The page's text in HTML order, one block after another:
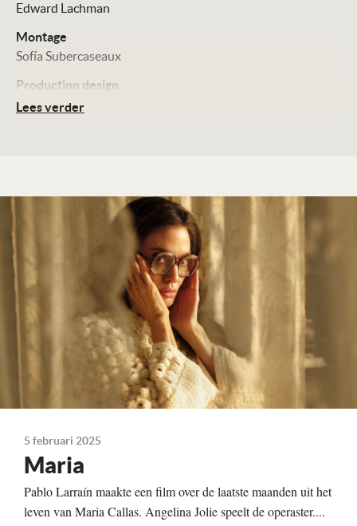
Edward Lachman
Montage
Sofía Subercaseaux
Production design
Guy Hendrix Dyas
Distributie
The Searchers
ook op IFFR 2025
Technische Details
Kleur, 124 minuten
13-02-2025
Land
Italië, Duitsland, Verenigde Staten, 2024
Lees verder
5 februari 2025
Maria
Pablo Larraín maakte een film over de laatste maanden uit het
leven van Maria Callas. Angelina Jolie speelt de operaster....